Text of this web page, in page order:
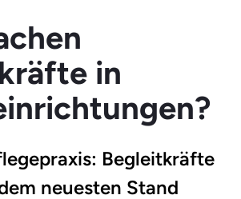
in
Begleitkräfte
neuesten Stand